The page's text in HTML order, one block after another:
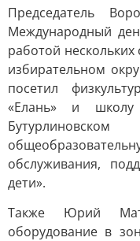
Председатель
Международный
работой
избирательном
посетил
«Елань» и
обслуживания,
дети».
Также Юрий
оборудование в